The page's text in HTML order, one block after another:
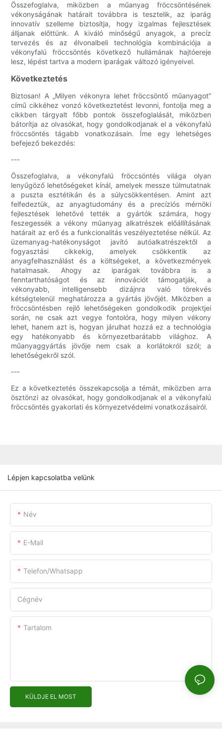
Összefoglalva, miközben a műanyag fröccsöntésének
vékonyságának határait továbbra is tesztelik, az iparág
innovatív szelleme biztosítja, hogy izgalmas fejlesztések
álljanak előttünk. A kiváló minőségű anyagok, a precíz
tervezés és az élvonalbeli technológia kombinációja a
vékonyfalú fröccsöntés következő hullámának hajtóereje
lesz, lépést tartva a modern iparágak változó igényeivel.
Következtetés
Biztosan! A „Milyen vékonyra lehet fröccsöntő műanyagot”
című cikkéhez vonzó következtetést levonni, fontolja meg a
cikkben tárgyalt főbb pontok összefoglalását, miközben
bátorítja az olvasókat, hogy gondolkodjanak el a vékonyfalú
fröccsöntés tágabb vonatkozásain. Íme egy lehetséges
befejező bekezdés:
---
Összefoglalva, a vékonyfalú fröccsöntés világa olyan
lenyűgöző lehetőségeket kínál, amelyek messze túlmutatnak
a puszta esztétikán és a súlycsökkentésen. Amint azt
felfedeztük, az anyagtudomány és a precíziós mérnöki
fejlesztések lehetővé tették a gyártók számára, hogy
feszegessék a vékony műanyag alkatrészek előállításának
határait az erő és a funkcionalitás veszélyeztetése nélkül. Az
üzemanyag-hatékonyságot javító autóalkatrészektől a
fogyasztási cikkekig, amelyek csökkentik az
anyagfelhasználást és a költségeket, a következmények
hatalmasak. Ahogy az iparágak továbbra is a
fenntarthatóságot és az innovációt támogatják, a
vékonyabb, intelligensebb dizájnra való törekvés
kétségtelenül meghatározza a gyártás jövőjét. Miközben a
fröccsöntésben rejlő lehetőségeken gondolkodik projektjei
során, ne csak azt vegye fontolóra, hogy milyen vékony
lehet, hanem azt is, hogyan járulhat hozzá ez a technológia
egy hatékonyabb és környezetbarátabb világhoz. A
műanyaggyártás jövője nem csak a korlátokról szól; a
lehetőségekről szól.
---
Ez a következtetés összekapcsolja a témát, miközben arra
ösztönzi az olvasókat, hogy gondolkodjanak el a vékonyfalú
fröccsöntés gyakorlati és környezetvédelmi vonatkozásairól.
Lépjen kapcsolatba velünk
Név
E-Mail
Telefon/whatsapp
Cégnév
Tartalom
KÜLDJE EL MOST